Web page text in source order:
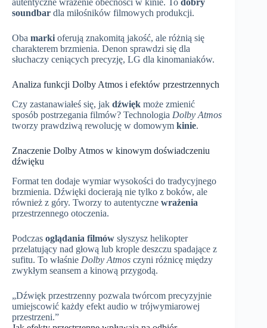
autentyczne wrażenie obecności w kinie. To dobry
soundbar dla miłośników filmowych produkcji.
Oba marki oferują znakomitą jakość, ale różnią się
charakterem brzmienia. Denon sprawdzi się dla
słuchaczy ceniących precyzję, LG dla kinomaniaków.
Analiza funkcji Dolby Atmos i efektów przestrzennych
Czy zastanawiałeś się, jak dźwięk może zmienić
sposób postrzegania filmów? Technologia Dolby Atmos
tworzy prawdziwą rewolucję w domowym kinie.
Znaczenie Dolby Atmos w kinowym doświadczeniu
dźwięku
Format ten dodaje wymiar wysokości do tradycyjnego
brzmienia. Dźwięki docierają nie tylko z boków, ale
również z góry. Tworzy to autentyczne wrażenia
przestrzennego otoczenia.
Podczas oglądania filmów słyszysz helikopter
przelatujący nad głową lub krople deszczu spadające z
sufitu. To właśnie Dolby Atmos czyni różnicę między
zwykłym seansem a kinową przygodą.
„Dźwięk przestrzenny pozwala twórcom precyzyjnie
umiejscowić każdy efekt audio w trójwymiarowej
przestrzeni.”